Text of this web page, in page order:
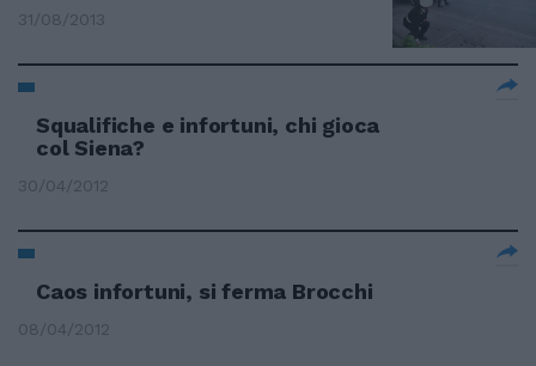
31/08/2013
Squalifiche e infortuni, chi gioca
col Siena?
30/04/2012
Caos infortuni, si ferma Brocchi
08/04/2012